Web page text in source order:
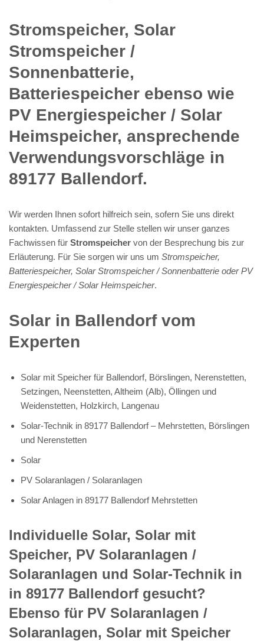
Stromspeicher, Solar
Stromspeicher /
Sonnenbatterie,
Batteriespeicher ebenso wie
PV Energiespeicher / Solar
Heimspeicher, ansprechende
Verwendungsvorschläge in
89177 Ballendorf.
Wir werden Ihnen sofort hilfreich sein, sofern Sie uns direkt
kontakten. Umfassend zur Stelle stellen wir unser ganzes
Fachwissen für Stromspeicher von der Besprechung bis zur
Erläuterung. Für Sie sorgen wir uns um Stromspeicher,
Batteriespeicher, Solar Stromspeicher / Sonnenbatterie oder PV
Energiespeicher / Solar Heimspeicher.
Solar in Ballendorf vom
Experten
Solar mit Speicher für Ballendorf, Börslingen, Nerenstetten,
Setzingen, Neenstetten, Altheim (Alb), Öllingen und
Weidenstetten, Holzkirch, Langenau
Solar-Technik in 89177 Ballendorf – Mehrstetten, Börslingen
und Nerenstetten
Solar
PV Solaranlagen / Solaranlagen
Solar Anlagen in 89177 Ballendorf Mehrstetten
Individuelle Solar, Solar mit
Speicher, PV Solaranlagen /
Solaranlagen und Solar-Technik in
in 89177 Ballendorf gesucht?
Ebenso für PV Solaranlagen /
Solaranlagen, Solar mit Speicher